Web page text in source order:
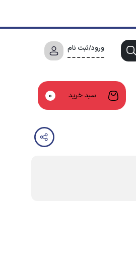
ورود/ثبت نام
سبد خرید 0